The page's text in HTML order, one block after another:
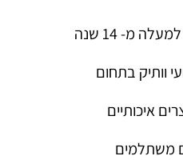
מ- 14 שנה
וותיק בתחום
איכותיים
משתלמים